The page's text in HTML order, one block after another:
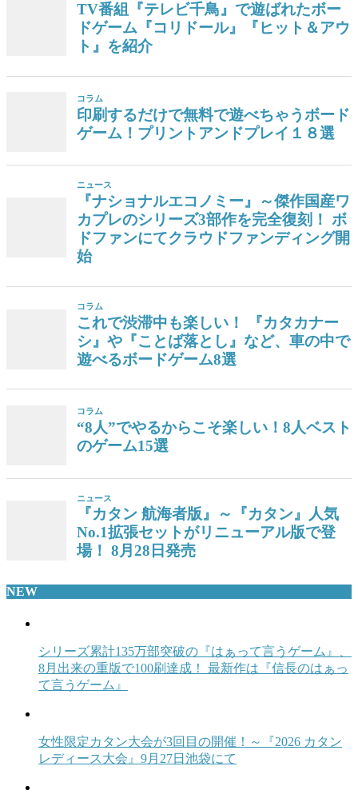
TV番組『テレビ千鳥』で遊ばれたボー
ドゲーム『コリドール』『ヒット＆アウ
ト』を紹介
コラム
印刷するだけで無料で遊べちゃうボード
ゲーム！プリントアンドプレイ１８選
ニュース
『ナショナルエコノミー』～傑作国産ワ
カプレのシリーズ3部作を完全復刻！ ボ
ドファンにてクラウドファンディング開
始
コラム
これで渋滞中も楽しい！ 『カタカナー
シ』や『ことば落とし』など、車の中で
遊べるボードゲーム8選
コラム
“8人”でやるからこそ楽しい！8人ベスト
のゲーム15選
ニュース
『カタン 航海者版』～『カタン』人気
No.1拡張セットがリニューアル版で登
場！ 8月28日発売
NEW
シリーズ累計135万部突破の『はぁって言うゲーム』、
8月出来の重版で100刷達成！ 最新作は『信長のはぁっ
て言うゲーム』
女性限定カタン大会が3回目の開催！～『2026 カタン
レディース大会』9月27日池袋にて